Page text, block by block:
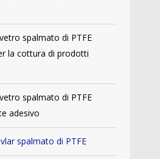
spalmato di PTFE
la cottura di prodotti
spalmato di PTFE
adesivo
spalmato di PTFE